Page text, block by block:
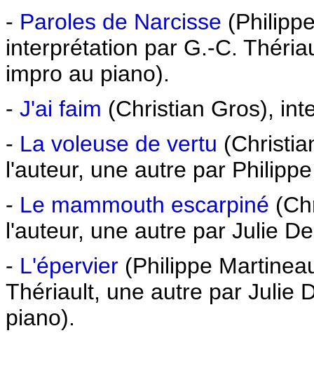
- Paroles de Narcisse
interprétation par G.-C.
impro au piano).
- J'ai faim (Christian Gros),
- La voleuse de vertu
l'auteur, une autre par
- Le mammouth escarpiné
l'auteur, une autre par Julie
- L'épervier (Philippe
Thériault, une autre par Julie
piano).